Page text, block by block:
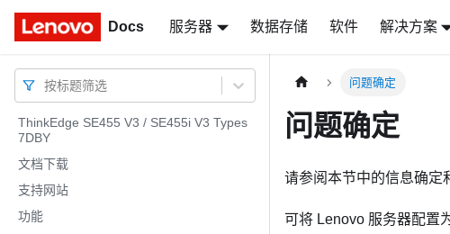
Docs 服务器 数据存储 软件 解决方案
Docs
按标题筛选
ThinkEdge SE455 V3 / SE455i V3 Types
7DBY
文档下载
支持网站
功能
问题确定
问题确定
请参阅本节中的信息确定
可将 Lenovo 服务器配置